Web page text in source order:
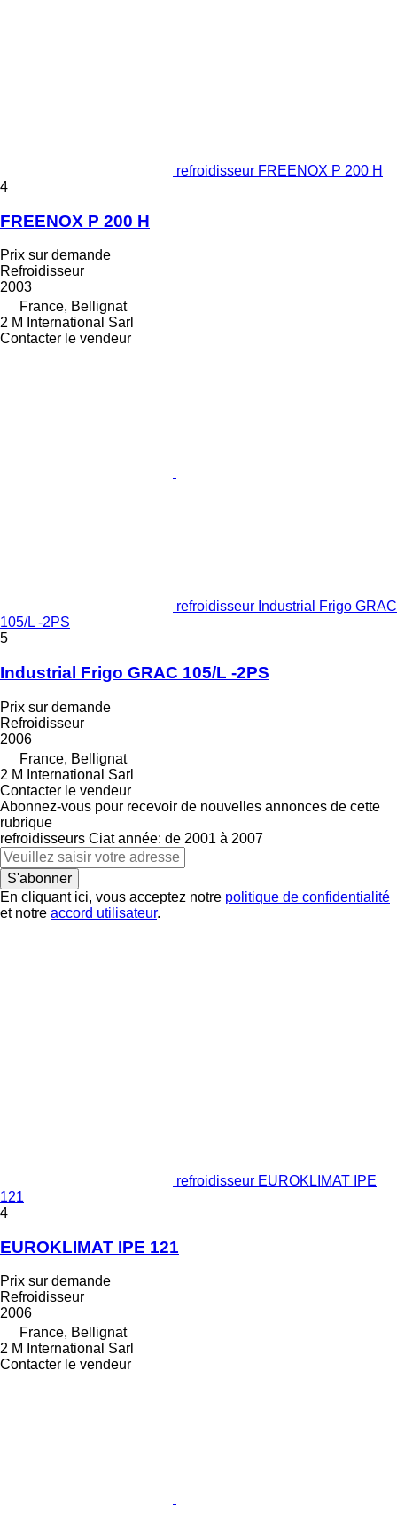
refroidisseur FREENOX P 200 H
4
FREENOX P 200 H
Prix sur demande
Refroidisseur
2003
France, Bellignat
2 M International Sarl
Contacter le vendeur
refroidisseur Industrial Frigo GRAC
105/L -2PS
5
Industrial Frigo GRAC 105/L -2PS
Prix sur demande
Refroidisseur
2006
France, Bellignat
2 M International Sarl
Contacter le vendeur
Abonnez-vous pour recevoir de nouvelles annonces de cette
rubrique
refroidisseurs Ciat année: de 2001 à 2007
S'abonner
En cliquant ici, vous acceptez notre politique de confidentialité
et notre accord utilisateur.
refroidisseur EUROKLIMAT IPE
121
4
EUROKLIMAT IPE 121
Prix sur demande
Refroidisseur
2006
France, Bellignat
2 M International Sarl
Contacter le vendeur